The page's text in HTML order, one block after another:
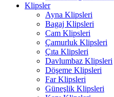
Klipsler
Ayna Klipsleri
Bagaj Klipsleri
Cam Klipsleri
Çamurluk Klipsleri
Çıta Klipsleri
Davlumbaz Klipsleri
Döşeme Klipsleri
Far Klipsleri
Güneşlik Klipsleri